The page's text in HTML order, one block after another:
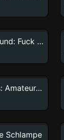
Schwarzer gepeitschter Hund: Fuck Deep
Hündinnen erobern Freaks: Amateur-Zoofiliasüchtigkeiten
Schlampe